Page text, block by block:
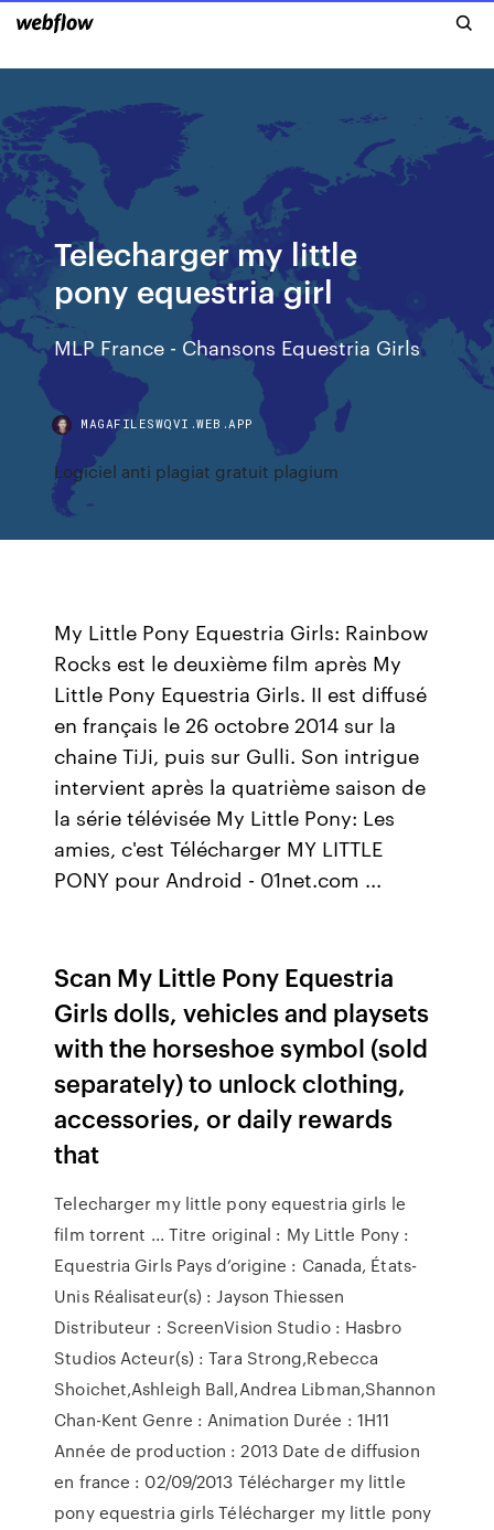
Telecharger my little
pony equestria girl
MLP France - Chansons Equestria Girls
MAGAFILESWQVI.WEB.APP
Logiciel anti plagiat gratuit plagium
My Little Pony Equestria Girls: Rainbow
Rocks est le deuxième film après My
Little Pony Equestria Girls. II est diffusé
en français le 26 octobre 2014 sur la
chaine TiJi, puis sur Gulli. Son intrigue
intervient après la quatrième saison de
la série télévisée My Little Pony: Les
amies, c'est Télécharger MY LITTLE
PONY pour Android - 01net.com ...
Scan My Little Pony Equestria
Girls dolls, vehicles and playsets
with the horseshoe symbol (sold
separately) to unlock clothing,
accessories, or daily rewards
that
Telecharger my little pony equestria girls le
film torrent ... Titre original : My Little Pony :
Equestria Girls Pays d’origine : Canada, États-
Unis Réalisateur(s) : Jayson Thiessen
Distributeur : ScreenVision Studio : Hasbro
Studios Acteur(s) : Tara Strong,Rebecca
Shoichet,Ashleigh Ball,Andrea Libman,Shannon
Chan-Kent Genre : Animation Durée : 1H11
Année de production : 2013 Date de diffusion
en france : 02/09/2013 Télécharger my little
pony equestria girls Télécharger my little pony